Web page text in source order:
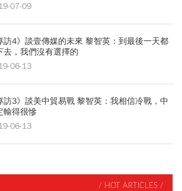
07-09
訪4》談壹傳媒的未來 黎智英：到最後一天都
去，我們沒有選擇的
06-13
訪3》談美中貿易戰 黎智英：我相信冷戰，中
輸得很慘
06-13
/ HOT ARTICLES /